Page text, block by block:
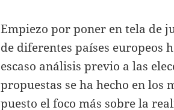
Empiezo por poner en tela de
de diferentes países europeos
escaso análisis previo a las
propuestas se ha hecho en los
puesto el foco más sobre la